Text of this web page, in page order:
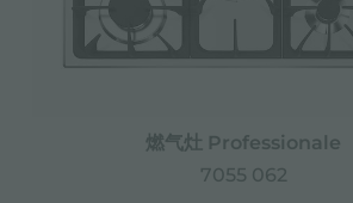
燃气灶 Professionale
7055 062